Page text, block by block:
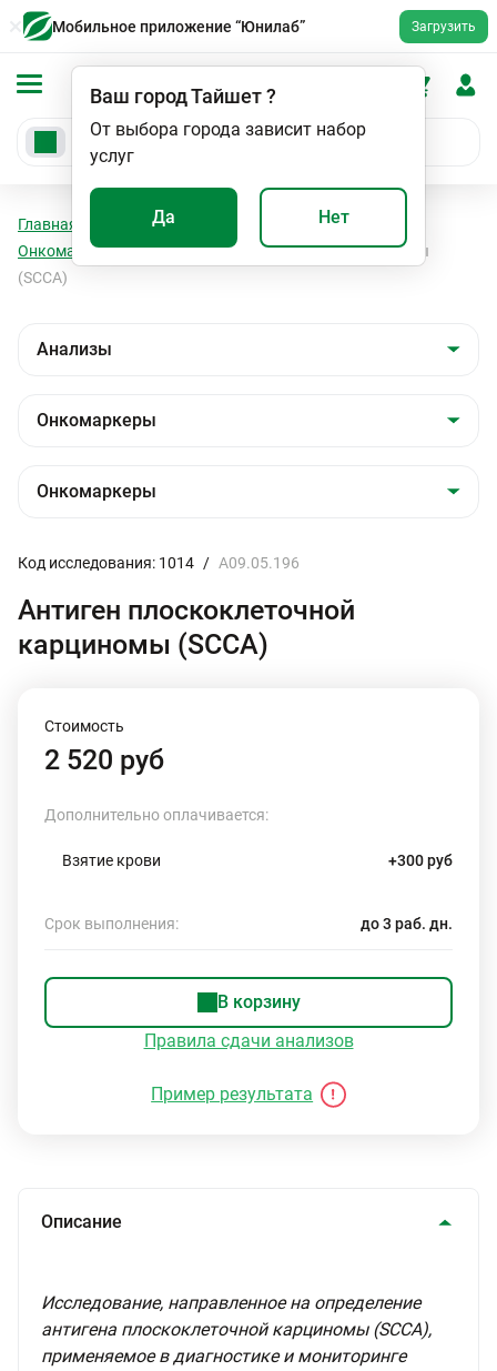
Мобильное приложение “Юнилаб” Загрузить
Ваш городТайшет?
От выбора города зависит набор
услуг
Да Нет
Главная Анализы
Онкомаркеры
Онкомаркеры
Антиген плоскоклеточной карциномы
(SСCA)
Код исследования: 1014 / A09.05.196
Антиген плоскоклеточной
карциномы (SСCA)
Стоимость
2 520 руб
Дополнительно оплачивается:
Взятие крови +300 руб
Срок выполнения: до 3 раб. дн.
В корзину
Правила сдачи анализов
Пример результата
Описание
Исследование, направленное на определение
антигена плоскоклеточной карциномы (SСCA),
применяемое в диагностике и мониторинге